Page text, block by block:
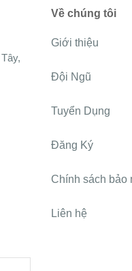
Về chúng tôi
Giới thiệu
Đội Ngũ
Tuyển Dụng
Đăng Ký
Chính sách bảo
Liên hệ